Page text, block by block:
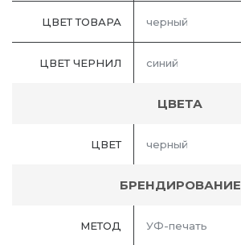
ЦВЕТ ТОВАРА черный
ЦВЕТ ЧЕРНИЛ синий
ЦВЕТА
ЦВЕТ черный
БРЕНДИРОВАНИЕ
МЕТОД УФ-печать